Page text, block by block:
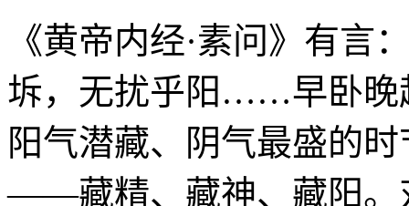
《黄帝内经·素问》有言
坼，无扰乎阳……早卧晚
阳气潜藏、阴气最盛的
——藏精、藏神、藏阳。